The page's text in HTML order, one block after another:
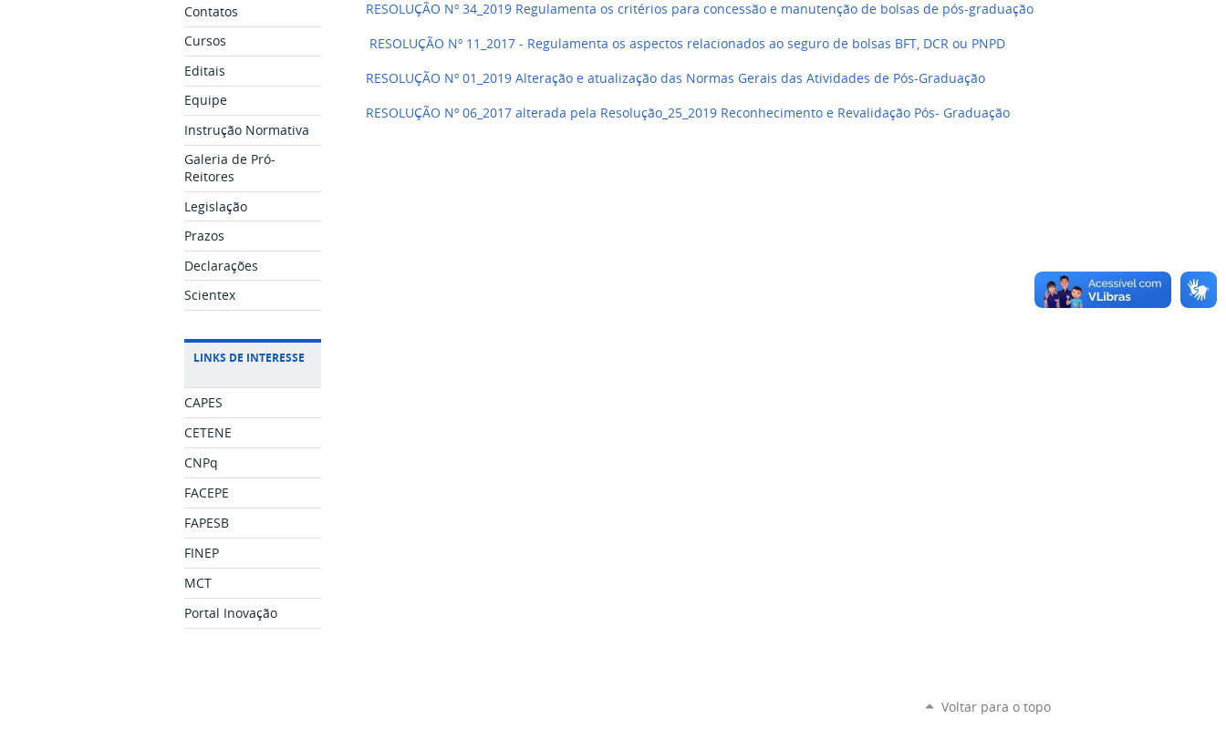
Contatos
Cursos
Editais
Equipe
Instrução Normativa
Galeria de Pró-
Reitores
Legislação
Prazos
Declarações
Scientex
LINKS DE INTERESSE
CAPES
CETENE
CNPq
FACEPE
FAPESB
FINEP
MCT
Portal Inovação
RESOLUÇÃO Nº 34_2019 Regulamenta os critérios para concessão e manutenção de bolsas de pós-graduação
RESOLUÇÃO Nº 11_2017 - Regulamenta os aspectos relacionados ao seguro de bolsas BFT, DCR ou PNPD
RESOLUÇÃO Nº 01_2019 Alteração e atualização das Normas Gerais das Atividades de Pós-Graduação
RESOLUÇÃO Nº 06_2017 alterada pela Resolução_25_2019 Reconhecimento e Revalidação Pós- Graduação
Voltar para o topo